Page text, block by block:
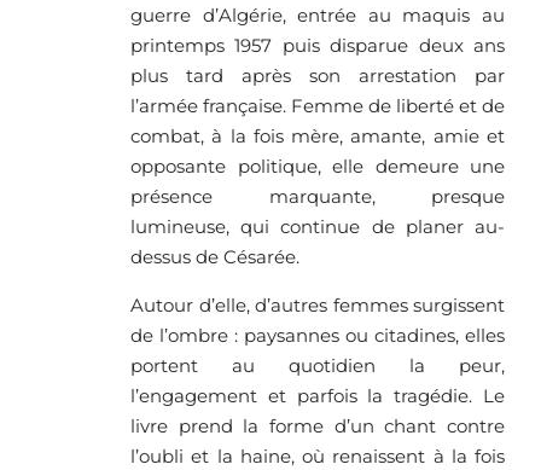
guerre d’Algérie, entrée au maquis au
printemps 1957 puis disparue deux ans
plus tard après son arrestation par
l’armée française. Femme de liberté et de
combat, à la fois mère, amante, amie et
opposante politique, elle demeure une
présence marquante, presque
lumineuse, qui continue de planer au-
dessus de Césarée.
Autour d’elle, d’autres femmes surgissent
de l’ombre : paysannes ou citadines, elles
portent au quotidien la peur,
l’engagement et parfois la tragédie. Le
livre prend la forme d’un chant contre
l’oubli et la haine, où renaissent à la fois